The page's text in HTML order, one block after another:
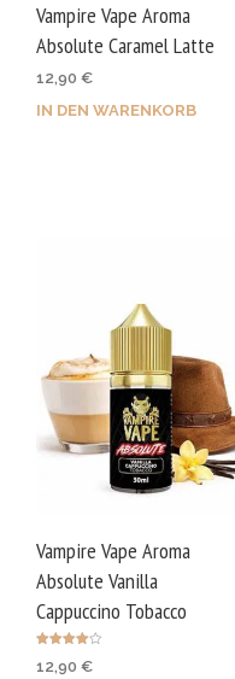
Vampire Vape Aroma
Absolute Caramel Latte
12,90 €
IN DEN WARENKORB
Vampire Vape Aroma
Absolute Vanilla
Cappuccino Tobacco
mit
12,90 €